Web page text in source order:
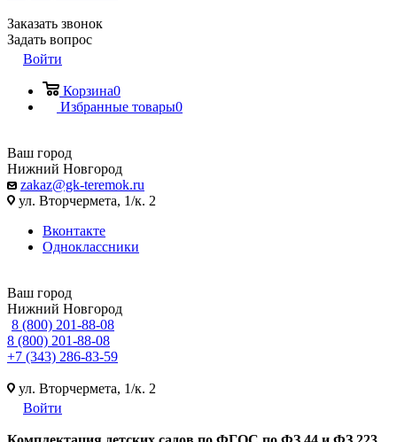
Заказать звонок
Задать вопрос
Войти
Корзина0
Избранные товары0
Ваш город
Нижний Новгород
zakaz@gk-teremok.ru
ул. Вторчермета, 1/к. 2
Вконтакте
Одноклассники
Ваш город
Нижний Новгород
8 (800) 201-88-08
8 (800) 201-88-08
+7 (343) 286-83-59
ул. Вторчермета, 1/к. 2
Войти